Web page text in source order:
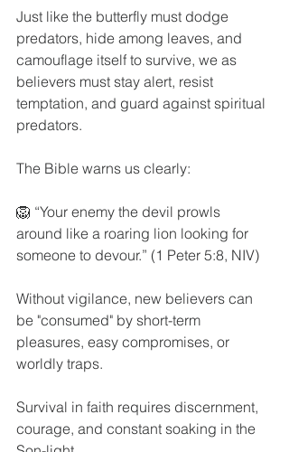
Just like the butterfly must dodge
predators, hide among leaves, and
camouflage itself to survive, we as
believers must stay alert, resist
temptation, and guard against spiritual
predators.
The Bible warns us clearly:
🦁 “Your enemy the devil prowls
around like a roaring lion looking for
someone to devour.” (1 Peter 5:8, NIV)
Without vigilance, new believers can
be "consumed" by short-term
pleasures, easy compromises, or
worldly traps.
Survival in faith requires discernment,
courage, and constant soaking in the